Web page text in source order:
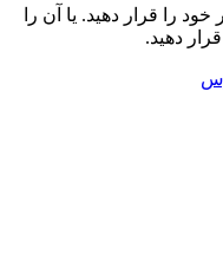
را قرار دهید. یا آن را